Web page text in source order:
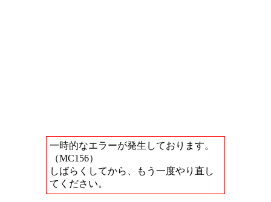
一時的なエラーが発生しております。
（MC156）
しばらくしてから、もう一度やり直し
てください。